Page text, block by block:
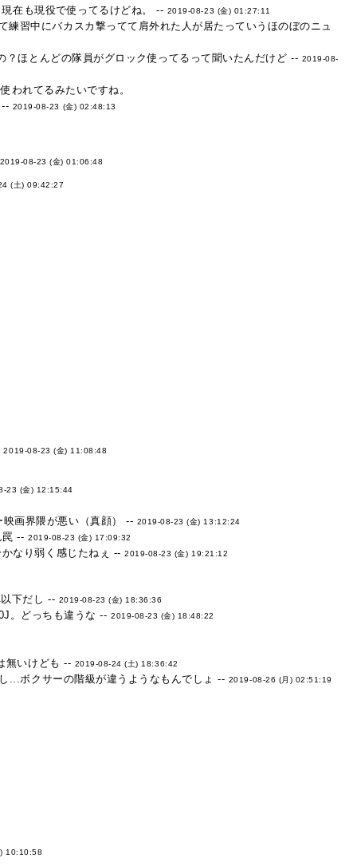
在も現役で使ってるけどね。 -- 2019-08-23 (金) 01:27:11
習中にバカスカ撃ってて肩外れた人が居たっていうほのぼのニュ
ほとんどの隊員がグロック使ってるって聞いたんだけど -- 2019-08-
われてるみたいですね。
2019-08-23 (金) 02:48:13
2019-08-23 (金) 01:06:48
(土) 09:42:27
2019-08-23 (金) 11:08:48
23 (金) 12:15:44
画界隈が悪い（真顔） -- 2019-08-23 (金) 13:12:24
罠 --2019-08-23 (金) 17:09:32
かなり弱く感じたねぇ --2019-08-23 (金) 19:21:12
下だし -- 2019-08-23 (金) 18:36:36
。どっちも違うな -- 2019-08-23 (金) 18:48:22
無いけども -- 2019-08-24 (土) 18:36:42
...ボクサーの階級が違うようなもんでしょ -- 2019-08-26 (月) 02:51:19
10:10:58